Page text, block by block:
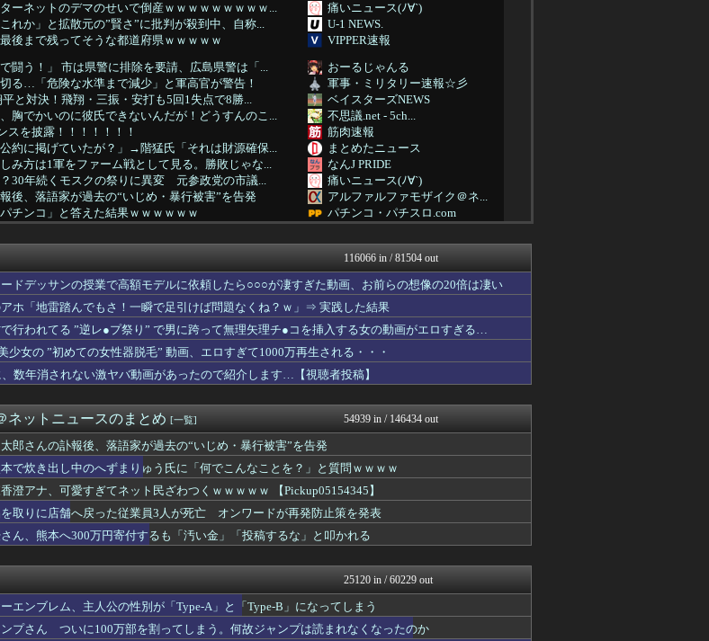
ーネットのデマのせいで倒産ｗｗｗｗｗｗｗｗｗ...
痛いニュース(ﾉ∀`)
れか」と拡散元の”賢さ”に批判が殺到中、自称...
U-1 NEWS.
後まで残ってそうな都道府県ｗｗｗｗｗ
VIPPER速報
闘う！」 市は県警に排除を要請、広島県警は「...
おーるじゃんる
る…「危険な水準まで減少」と軍高官が警告！
軍事・ミリタリー速報☆彡
と対決！飛翔・三振・安打も5回1失点で8勝...
ベイスターズNEWS
胸でかいのに彼氏できないんだが！どうすんのこ...
不思議.net - 5ch...
スを披露！！！！！！！
筋肉速報
約に掲げていたが？」→階猛氏「それは財源確保...
まとめたニュース
み方は1軍をファーム戦として見る。勝敗じゃな...
なんJ PRIDE
30年続くモスクの祭りに異変 元参政党の市議...
痛いニュース(ﾉ∀`)
後、落語家が過去の“いじめ・暴行被害”を告発
アルファルファモザイク＠ネ...
チンコ」と答えた結果ｗｗｗｗｗｗ
パチンコ・パチスロ.com
あるんだね 酷いね
原神速報 | GENSHI...
すけど…」消費減税で値下がりする分と同じだ...
日本第一！ニュース録
ンナーは悪くなかったことが判明ｗｗｗｗｗｗｗ...
なんじぇいスタジアム＠なん...
マジ切れヤバいｗｗｗｗｗｗｗｗwwww
バズッター速報
ズ43億円分を注文・キャンセルして逮捕される...
わんこーる速報！
wRC+156(1位) FR...
なんじぇいスタジアム＠なん...
ゃん回ばっかで描くネタ完全に尽きてそうｗ...
アニはつ -アニメ発信場-
日本市場、韓国の自慢の種だった某アプリ...
U-1 NEWS.
害ｗｗｗｗｗｗｗｗｗｗ
なんJ PRIDE
固まって動かなくなった闘牛場の映像【海外の反...
QQQ(海外の反応)
なんじぇいスタジアム＠なん...
25円出して」正直に出したらこうなったwww
ク集団、強制退去で機動隊により無事排除される
もえるあじあ(･∀･)
』が判明する・・・・・
NEWSまとめもりー｜2c...
ない…？
ゴールデンタイムズ
ゼロを公約に掲げていたが？」→階猛氏「そ、そ...
おーるじゃんる
リキュアのキャラがこちらwww
ぶる速-VIP
ガチャきｔら！水着コンプリートできるのはぺ...
トレンドの通り道
ビジネスバイクとしての役目を終えてしまったよ...
サイ速
コラボしてた」ﾊﾟｼｬｯ
わんこーる速報！
向けてアプデ計画公表
げぇ速
ボール読んでたら疑問に思うところがあったん...
不思議.net - 5ch...
い、本物かわかる？
女子アナお宝画像速報－5c...
116066 in / 81504 out
ードデッサンの授業で高額モデルに依頼したら○○○が凄すぎた動画、お前らの想像の20倍は凄い
アホ「地雷踏んでもさ！一瞬で足引けば問題なくね？ｗ」⇒ 実践した結果
で行われてる ”逆レ●プ祭り” で男に跨って無理矢理チ●コを挿入する女の動画がエロすぎる…
少女の ”初めての女性器脱毛” 動画、エロすぎて1000万再生される・・・
、数年消されない激ヤバ動画があったので紹介します…【視聴者投稿】
ネットニュースのまとめ [一覧] 54939 in / 146434 out
太郎さんの訃報後、落語家が過去の“いじめ・暴行被害”を告発
本で炊き出し中のへずまりゅう氏に「何でこんなことを？」と質問ｗｗｗｗ
澄アナ、可愛すぎてネット民ざわつくｗｗｗｗｗ 【Pickup05154345】
を取りに店舗へ戻った従業員3人が死亡 オンワードが再発防止策を発表
さん、熊本へ300万円寄付するも「汚い金」「投稿するな」と叩かれる
25120 in / 60229 out
エンブレム、主人公の性別が「Type-A」と「Type-B」になってしまう
ンプさん ついに100万部を割ってしまう。何故ジャンプは読まれなくなったのか